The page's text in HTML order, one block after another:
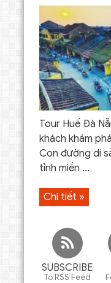
Tour Huế Đà
khách khám
Con đường di
tỉnh miền ...
Chi tiết »
SUBSCRIBE
To RSS Feed